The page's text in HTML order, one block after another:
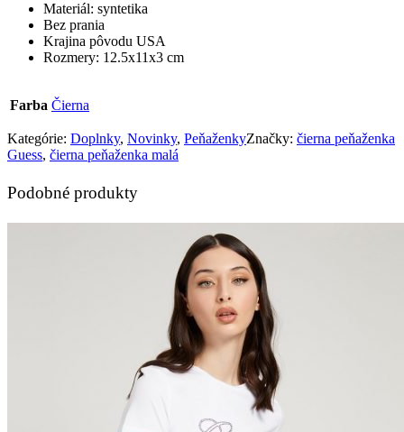
Materiál: syntetika
Bez prania
Krajina pôvodu USA
Rozmery: 12.5x11x3 cm
Farba Čierna
Kategórie: Doplnky, Novinky, PeňaženkyZnačky: čierna peňaženka
Guess, čierna peňaženka malá
Podobné produkty